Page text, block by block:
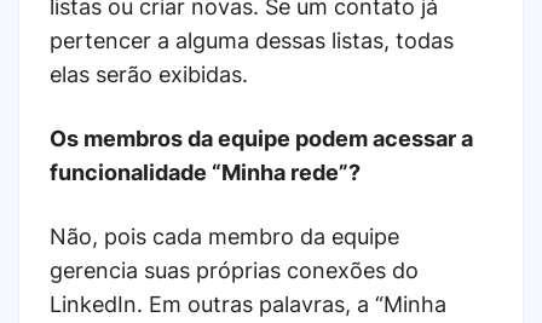
listas ou criar novas. Se um contato já
pertencer a alguma dessas listas, todas
elas serão exibidas.
Os membros da equipe podem acessar a
funcionalidade “Minha rede”?
Não, pois cada membro da equipe
gerencia suas próprias conexões do
LinkedIn. Em outras palavras, a “Minha